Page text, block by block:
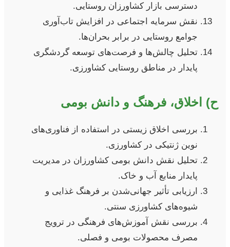
دسترسی بازار کشاورزان روستایی.
نقش سرمایه اجتماعی در افزایش تاب‌آوری
جوامع روستایی در برابر بحران‌ها.
تحلیل چالش‌ها و فرصت‌های توسعه گردشگری
پایدار در مناطق روستایی کشاورزی.
ح) اخلاق، فرهنگ و دانش بومی
بررسی اخلاق زیستی در استفاده از فناوری‌های
نوین ژنتیکی در کشاورزی.
تحلیل نقش دانش بومی کشاورزان در مدیریت
پایدار منابع آب و خاک.
ارزیابی تأثیر جهانی‌شدن بر فرهنگ غذایی و
شیوه‌های کشاورزی سنتی.
بررسی نقش آموزش‌های فرهنگی در ترویج
مصرف محصولات بومی و فصلی.